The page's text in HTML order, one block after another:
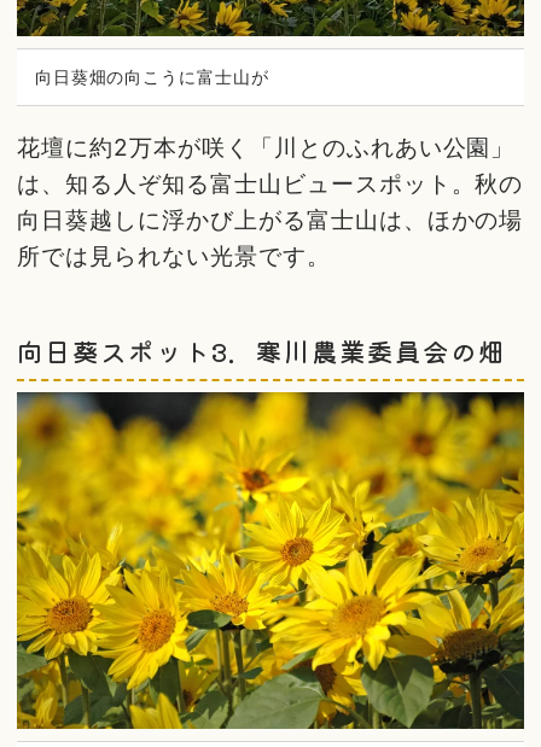
向日葵畑の向こうに富士山が
花壇に約2万本が咲く「川とのふれあい公園」
は、知る人ぞ知る富士山ビュースポット。秋の
向日葵越しに浮かび上がる富士山は、ほかの場
所では見られない光景です。
向日葵スポット3．寒川農業委員会の畑